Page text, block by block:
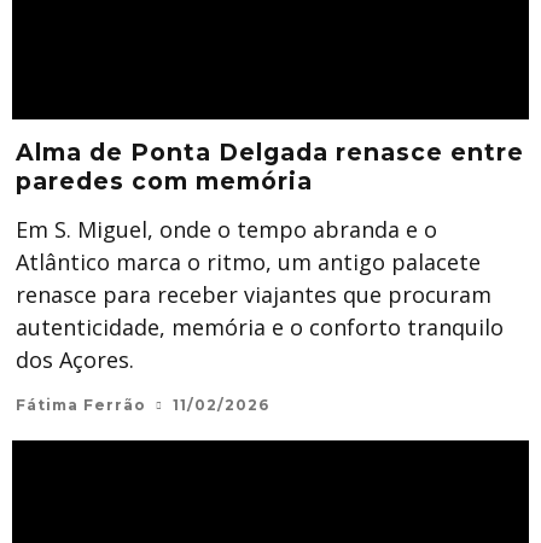
Alma de Ponta Delgada renasce entre
paredes com memória
Em S. Miguel, onde o tempo abranda e o
Atlântico marca o ritmo, um antigo palacete
renasce para receber viajantes que procuram
autenticidade, memória e o conforto tranquilo
dos Açores.
Fátima Ferrão 11/02/2026